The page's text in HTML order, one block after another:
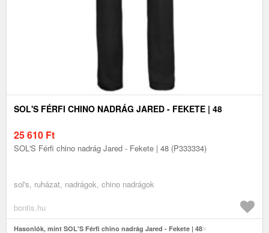
SOL'S FÉRFI CHINO NADRÁG JARED - FEKETE | 48
25 610 Ft
SOL'S Férfi chino nadrág Jared - Fekete | 48 (P333334)
sol's, ruházat, nadrágok, chino nadrágok
bontis.hu
Hasonlók, mint SOL'S Férfi chino nadrág Jared - Fekete | 48